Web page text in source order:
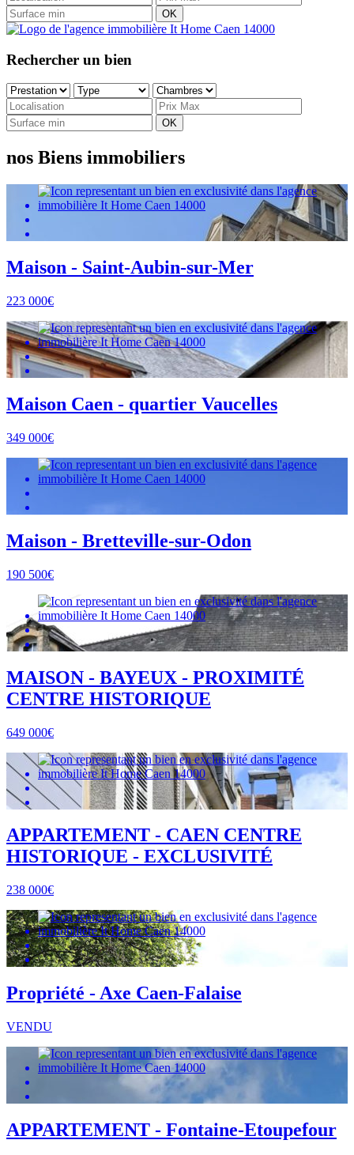
OK
Rechercher un bien
OK
nos Biens immobiliers
Maison - Saint-Aubin-sur-Mer
223 000€
Maison Caen - quartier Vaucelles
349 000€
Maison - Bretteville-sur-Odon
190 500€
MAISON - BAYEUX - PROXIMITÉ
CENTRE HISTORIQUE
649 000€
APPARTEMENT - CAEN CENTRE
HISTORIQUE - EXCLUSIVITÉ
238 000€
Propriété - Axe Caen-Falaise
VENDU
APPARTEMENT - Fontaine-Etoupefour